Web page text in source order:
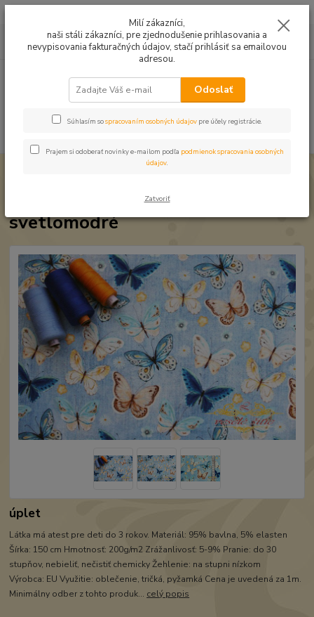
0949224331
9:00 -14:30
za0,00 EUR
Úplet Motýle na jeans svetlomodré
Úplet Motýle na jeans
svetlomodré
úplet
Látka má atest pre deti do 3 rokov. Materiál: 95% bavlna, 5% elasten
Šírka: 150 cm Hmotnosť: 200g/m2 Zrážanlivosť: 5-9% Pranie: do 30
stupňov, nebieliť, nečistiť chemicky Žehlenie: na stupni nízkom
Výrobca: EU Využitie: oblečenie, tričká, pyžamká Cena je uvedená za 1m.
Minimálny odber z tohto produk... celý popis
Milí zákazníci,
naši stáli zákazníci, pre zjednodušenie prihlasovania a
nevypisovania fakturačných údajov, stačí prihlásiť sa emailovou
adresou.
Odoslať
Súhlasím sospracovaním osobných údajov pre účely registrácie.
Prajem si odoberať novinky e-mailom podľa podmienok spracovania osobných
údajov.
Zatvoriť